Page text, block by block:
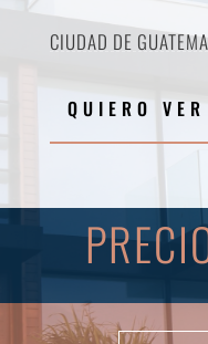
CIUDAD DE
QUIERO